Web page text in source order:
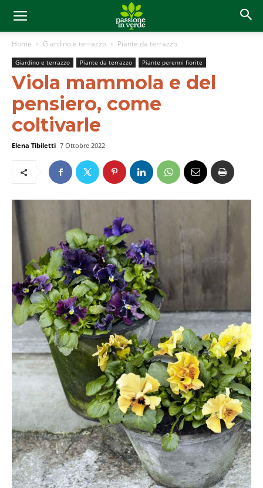
Home Giardino e terrazzo Piante da terrazzo
Giardino e terrazzo Piante da terrazzo Piante perenni fiorite
Viola mammola e del
pensiero, come
coltivarle
Elena Tibiletti 7 Ottobre 2022